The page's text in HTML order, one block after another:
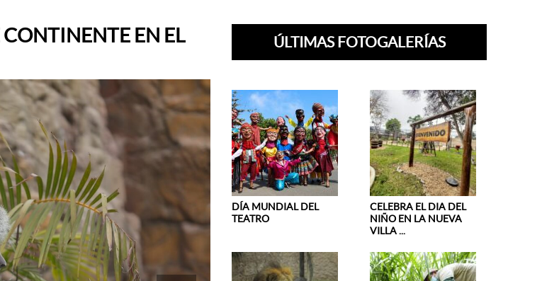
EN EL
ÚLTIMAS FOTOGALERÍAS
DÍA MUNDIAL DEL
TEATRO
CELEBRA EL DIA DEL
NIÑO EN LA NUEVA
VILLA ...